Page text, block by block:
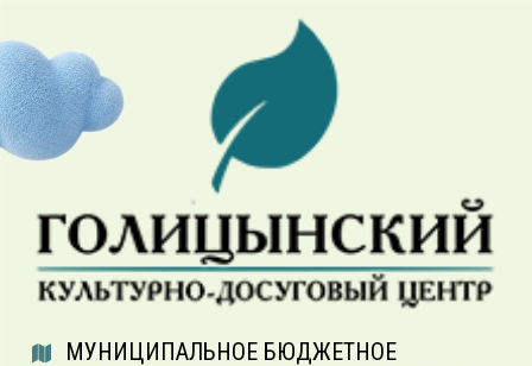
МУНИЦИПАЛЬНОЕ БЮДЖЕТНОЕ